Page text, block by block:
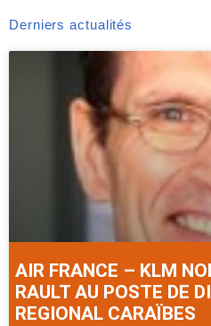
Derniers actualités
AIR FRANCE – KLM
RAULT AU POSTE DE
REGIONAL CARAÏBES